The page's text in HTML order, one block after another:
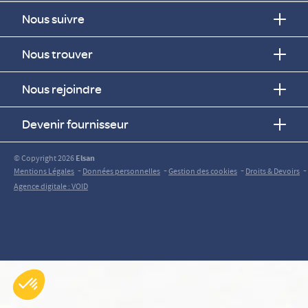
Nous suivre
Nous trouver
Nous rejoindre
Devenir fournisseur
© Copyright 2026Elsan
Mentions Légales -Données personnelles -Gestion des cookies -Droits & Devoirs -
Agence digitale : VOID